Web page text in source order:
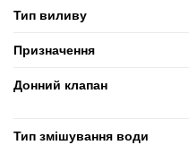
Тип виливу
Призначення
Донний клапан
Тип змішування води